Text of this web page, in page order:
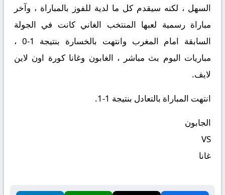
السهل ، لكنه سيقدم كل ما لدية للفوز بالمباراة ، وآخر
مباراة رسمية لعبها المنتخب الغاني كانت في الجولة
السابقة امام المغرب وانتهت بالخسارة بنتيجة 1-0 ،
مباريات اليوم بث مباشر ، الغابون وغانا كورة اون لاين
لايف.
انتهت المباراة بالتعادل بنتيجة 1-1.
الجابون
VS
غانا